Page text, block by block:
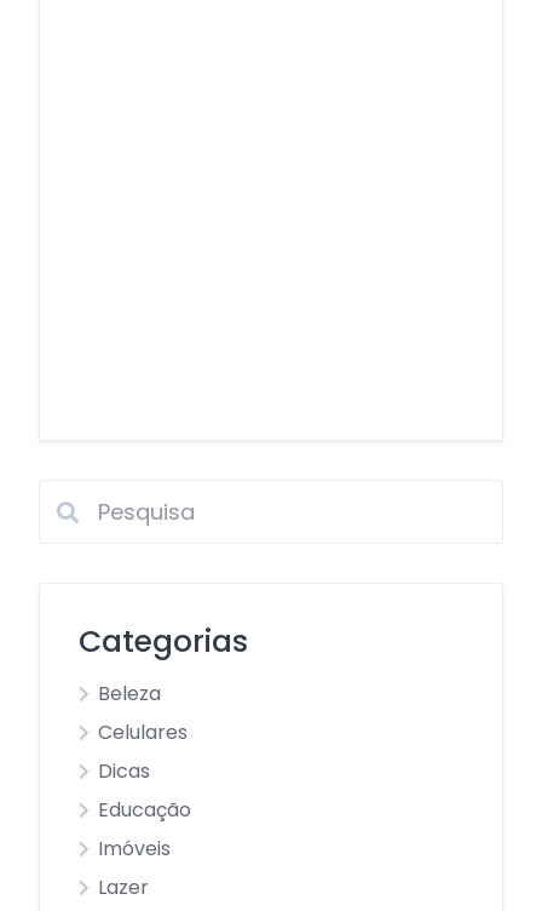
Categorias
Beleza
Celulares
Dicas
Educação
Imóveis
Lazer